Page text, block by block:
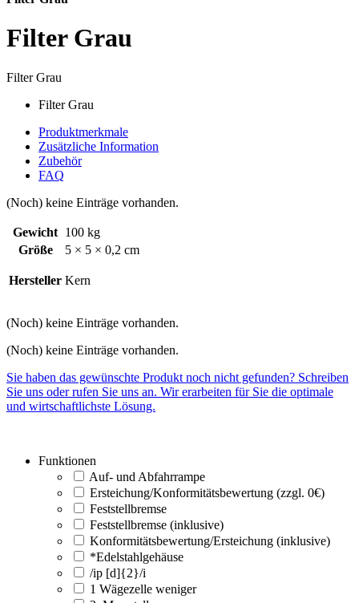
Filter Grau
Filter Grau
Filter Grau
Produktmerkmale
Zusätzliche Information
Zubehör
FAQ
(Noch) keine Einträge vorhanden.
Gewicht 100 kg
Größe
5 × 5 × 0,2 cm
Hersteller Kern
(Noch) keine Einträge vorhanden.
(Noch) keine Einträge vorhanden.
Sie haben das gewünschte Produkt noch nicht gefunden? Schreiben
Sie uns oder rufen Sie uns an. Wir erarbeiten für Sie die optimale
und wirtschaftlichste Lösung.
Funktionen
Auf- und Abfahrrampe
Ersteichung/Konformitätsbewertung (zzgl. 0€)
Feststellbremse
Feststellbremse (inklusive)
Konformitätsbewertung/Ersteichung (inklusive)
*Edelstahlgehäuse
/ip [d]{2}/i
1 Wägezelle weniger